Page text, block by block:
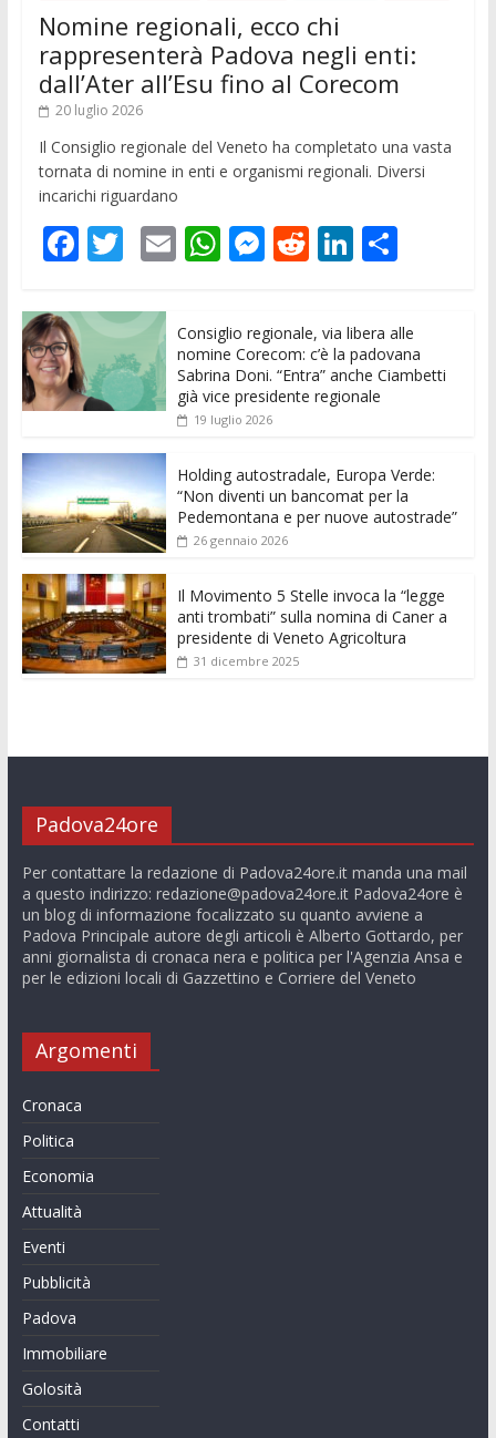
Nomine regionali, ecco chi
rappresenterà Padova negli enti:
dall’Ater all’Esu fino al Corecom
20 luglio 2026
Il Consiglio regionale del Veneto ha completato una vasta
tornata di nomine in enti e organismi regionali. Diversi
incarichi riguardano
F
e
b
o
o
k
T
itt
er
E
l
W
at
s
A
p
M
e
n
g
R
di
t
Li
k
e
dI
C
n
di
vi
Consiglio regionale, via libera alle
nomine Corecom: c’è la padovana
Sabrina Doni. “Entra” anche Ciambetti
già vice presidente regionale
19 luglio 2026
Holding autostradale, Europa Verde:
“Non diventi un bancomat per la
Pedemontana e per nuove autostrade”
26 gennaio 2026
Il Movimento 5 Stelle invoca la “legge
anti trombati” sulla nomina di Caner a
presidente di Veneto Agricoltura
31 dicembre 2025
Padova24ore
Per contattare la redazione di Padova24ore.it manda una mail
a questo indirizzo: redazione@padova24ore.itPadova24ore è
un blog di informazione focalizzato su quanto avviene a
Padova Principale autore degli articoli è Alberto Gottardo, per
anni giornalista di cronaca nera e politica per l'Agenzia Ansa e
per le edizioni locali di Gazzettino e Corriere del Veneto
Argomenti
Cronaca
Politica
Economia
Attualità
Eventi
Pubblicità
Padova
Immobiliare
Golosità
Contatti